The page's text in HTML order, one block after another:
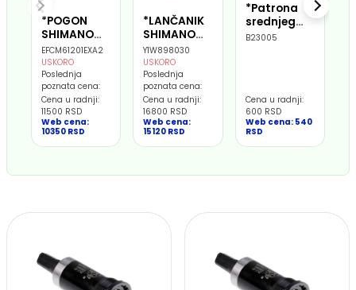
*POGON
SHIMANO
FC-M6120-1,
DEORE, FOR
REAR 12-
SPEED, 2-
PCS FC,
175MM, 32T
W/O CG,
W/O BB
EFCM61201EXA2
USKORO
Poslednja
poznata cena:
Cena u radnji:
11500 RSD
Web cena:
10350 RSD
*LANČANIK
SHIMANO
FC-R8000
52T-MT FOR
52-36T
Y1W898030
USKORO
Poslednja
poznata cena:
Cena u radnji:
16800 RSD
Web cena:
15120 RSD
*Patrona
srednjeg
pogona
B23005
Cena u radnji:
600 RSD
Web cena: 540
RSD